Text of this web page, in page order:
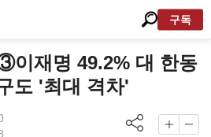
구독
이재명 49.2% 대 한동
도 '최대 격차'